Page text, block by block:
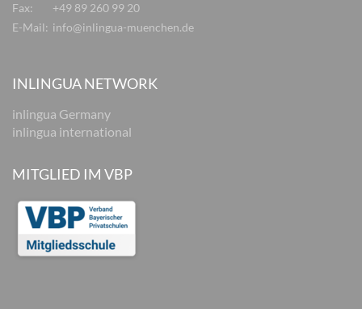
Fax:
+49 89 260 99 20
E-Mail: info@inlingua-muenchen.de
INLINGUA NETWORK
inlingua Germany
inlingua international
MITGLIED IM VBP